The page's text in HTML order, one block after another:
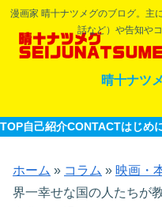
漫画家 晴十ナツメグのブログ。主
話など）や告知や
晴十ナツ
TOP自己紹介CONTACTはじめ
ホーム » コラム » 映画・
界一幸せな国の人たちが